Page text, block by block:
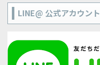
LINE@ 公式アカウント